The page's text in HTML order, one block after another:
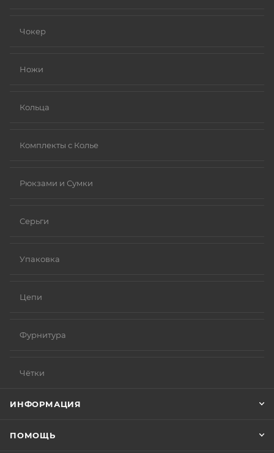
Чокер
Ножи
Кольца
Комплекты с Колье
Рюкзами и Сумки
Серьги
Упаковка
Цепи
Фурнитура
Чётки
ИНФОРМАЦИЯ
ПОМОЩЬ